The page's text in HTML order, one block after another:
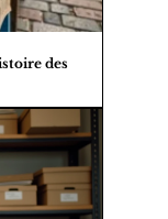
des